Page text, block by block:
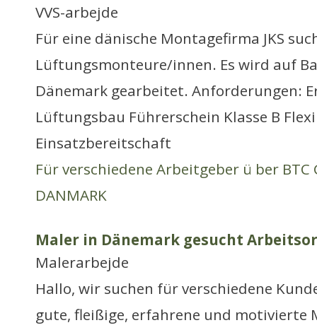
VVS-arbejde
Für eine dänische Montagefirma JKS
Lüftungsmonteure/innen. Es wird auf
Dänemark gearbeitet. Anforderungen:
Lüftungsbau Führerschein Klasse B
Einsatzbereitschaft
Für verschiedene Arbeitgeber ü ber BTC
DANMARK
Maler in Dänemark gesucht
Malerarbejde
Hallo, wir suchen für verschiedene
gute, fleißige, erfahrene und motivierte